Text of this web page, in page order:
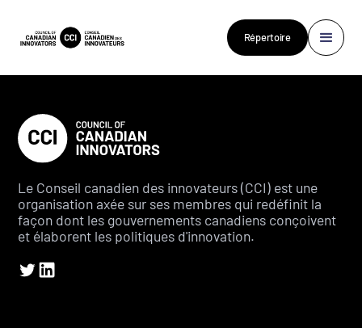
Répertoire
Le Conseil canadien des innovateurs (CCI) est une
organisation axée sur ses membres qui redéfinit la
façon dont les gouvernements canadiens conçoivent
et élaborent les politiques d'innovation.